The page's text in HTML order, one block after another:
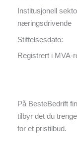
Institusjonell
næringsdrivende
Stiftelsesdato:
Registrert i MVA-
På BesteBedrift
tilbyr det du
for et pristilbud.